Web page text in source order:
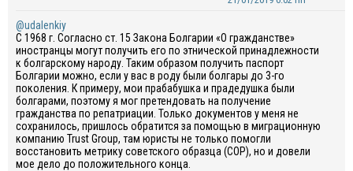
@udalenkiy
С 1968 г. Согласно ст. 15 Закона Болгарии «О гражданстве»
иностранцы могут получить его по этнической принадлежности
к болгарскому народу. Таким образом получить паспорт
Болгарии можно, если у вас в роду были болгары до 3-го
поколения. К примеру, мои прабабушка и прадедушка были
болгарами, поэтому я мог претендовать на получение
гражданства по репатриации. Только документов у меня не
сохранилось, пришлось обратится за помощью в миграционную
компанию Trust Group, там юристы не только помогли
восстановить метрику советского образца (СОР), но и довели
мое дело до положительного конца.